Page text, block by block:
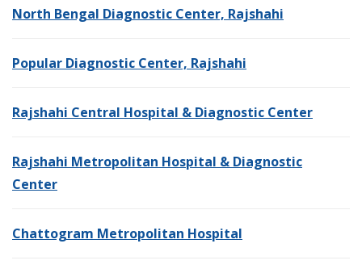
North Bengal Diagnostic Center, Rajshahi
Popular Diagnostic Center, Rajshahi
Rajshahi Central Hospital & Diagnostic Center
Rajshahi Metropolitan Hospital & Diagnostic
Center
Chattogram Metropolitan Hospital